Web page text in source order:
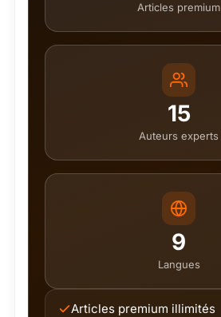
Articles premium
15
Auteurs experts
9
Langues
Articles premium illimités